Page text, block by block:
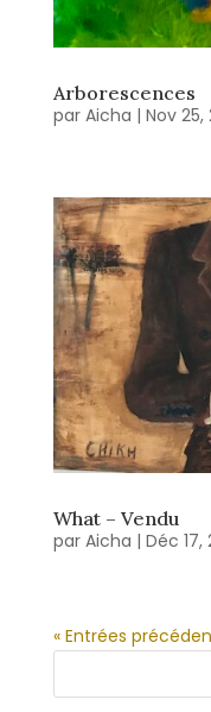
Arborescences
par Aicha | Nov 25,
What – Vendu
par Aicha | Déc 17,
« Entrées